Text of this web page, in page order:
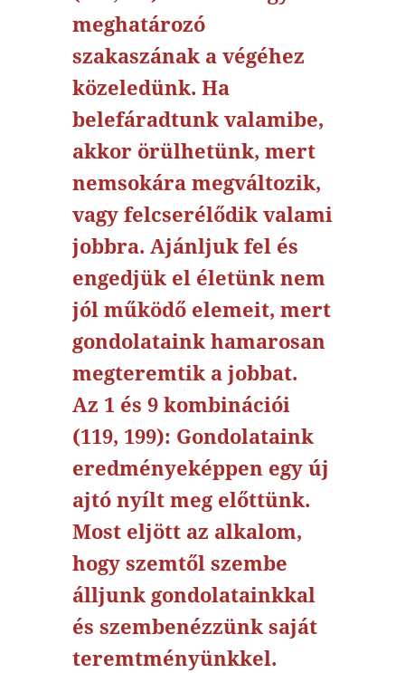
meghatározó
szakaszának a végéhez
közeledünk. Ha
belefáradtunk valamibe,
akkor örülhetünk, mert
nemsokára megváltozik,
vagy felcserélődik valami
jobbra. Ajánljuk fel és
engedjük el életünk nem
jól működő elemeit, mert
gondolataink hamarosan
megteremtik a jobbat.
Az 1 és 9 kombinációi
(119, 199): Gondolataink
eredményeképpen egy új
ajtó nyílt meg előttünk.
Most eljött az alkalom,
hogy szemtől szembe
álljunk gondolatainkkal
és szembenézzünk saját
teremtményünkkel.